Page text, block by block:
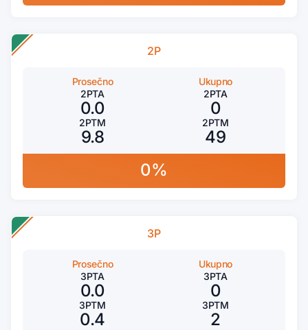
2P
Prosečno
2PTA
0.0
2PTM
9.8
Ukupno
2PTA
0
2PTM
49
0%
3P
Prosečno
3PTA
0.0
3PTM
0.4
Ukupno
3PTA
0
3PTM
2